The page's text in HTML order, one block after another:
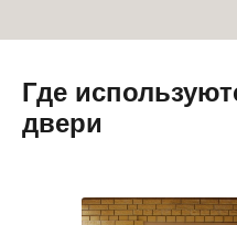
Где
двери